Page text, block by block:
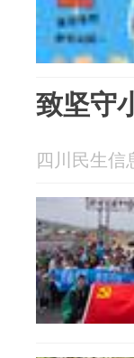
致坚守
四川民生信